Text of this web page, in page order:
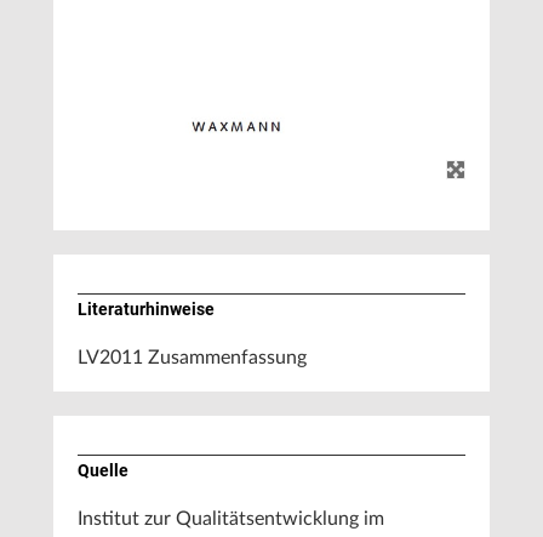
Literaturhinweise
LV2011 Zusammenfassung
Quelle
Institut zur Qualitätsentwicklung im